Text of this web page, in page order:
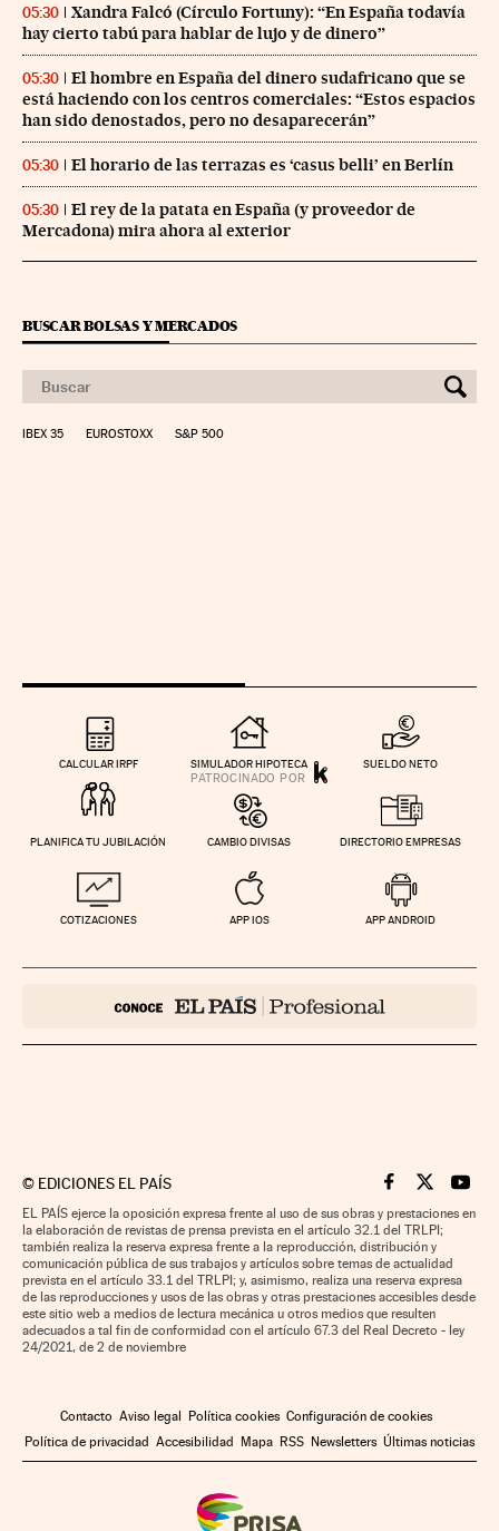
05:30
Xandra Falcó (Círculo Fortuny): “En España todavía
hay cierto tabú para hablar de lujo y de dinero”
05:30
El hombre en España del dinero sudafricano que se
está haciendo con los centros comerciales: “Estos espacios
han sido denostados, pero no desaparecerán”
05:30 El horario de las terrazas es ‘casus belli’ en Berlín
05:30
El rey de la patata en España (y proveedor de
Mercadona) mira ahora al exterior
BUSCAR BOLSAS Y MERCADOS
IBEX 35 EUROSTOXX S&P 500
CALCULAR IRPF SIMULADOR HIPOTECA SUELDO NETO
PLANIFICA TU JUBILACIÓN CAMBIO DIVISAS DIRECTORIO EMPRESAS
COTIZACIONES APP IOS APP ANDROID
© EDICIONES EL PAÍS Cinco Días en
Cinco Días
Cinco
EL PAÍS ejerce la oposición expresa frente al uso de sus obras y prestaciones en
la elaboración de revistas de prensa prevista en el artículo 32.1 del TRLPI;
también realiza la reserva expresa frente a la reproducción, distribución y
comunicación pública de sus trabajos y artículos sobre temas de actualidad
prevista en el artículo 33.1 del TRLPI; y, asimismo, realiza una reserva expresa
de las reproducciones y usos de las obras y otras prestaciones accesibles desde
este sitio web a medios de lectura mecánica u otros medios que resulten
adecuados a tal fin de conformidad con el artículo 67.3 del Real Decreto - ley
24/2021, de 2 de noviembre
Contacto Aviso legal Política cookies Configuración de cookies
Política de privacidad Accesibilidad Mapa RSS Newsletters Últimas noticias